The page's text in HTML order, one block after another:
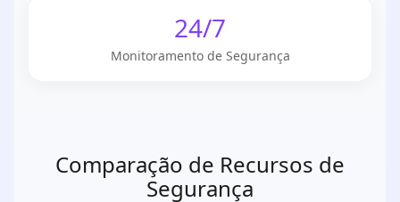
24/7
Monitoramento de Segurança
Comparação de Recursos de
Segurança